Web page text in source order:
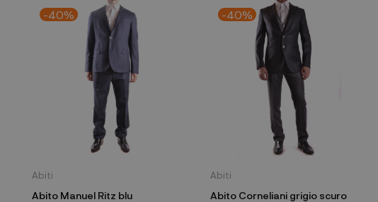
-40%
Abiti
Abito Manuel Ritz blu
-40%
Abiti
Abito Corneliani grigio scuro